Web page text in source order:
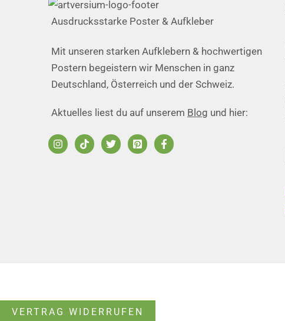
Ausdrucksstarke Poster & Aufkleber
Mit unseren starken Aufklebern & hochwertigen
Postern begeistern wir Menschen in ganz
Deutschland, Österreich und der Schweiz.
Aktuelles liest du auf unserem Blog und hier:
VERTRAG WIDERRUFEN